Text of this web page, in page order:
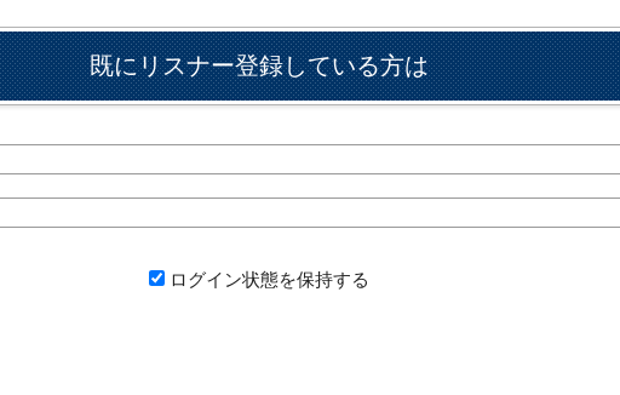
既にリスナー登録している方は
ログイン状態を保持する